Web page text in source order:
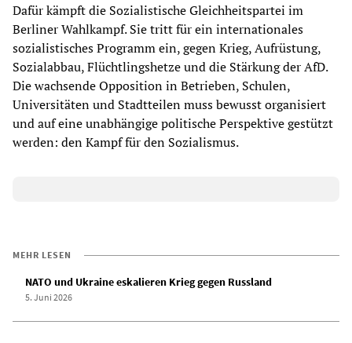
Dafür kämpft die Sozialistische Gleichheitspartei im
Berliner Wahlkampf. Sie tritt für ein internationales
sozialistisches Programm ein, gegen Krieg, Aufrüstung,
Sozialabbau, Flüchtlingshetze und die Stärkung der AfD.
Die wachsende Opposition in Betrieben, Schulen,
Universitäten und Stadtteilen muss bewusst organisiert
und auf eine unabhängige politische Perspektive gestützt
werden: den Kampf für den Sozialismus.
MEHR LESEN
NATO und Ukraine eskalieren Krieg gegen Russland
5. Juni 2026